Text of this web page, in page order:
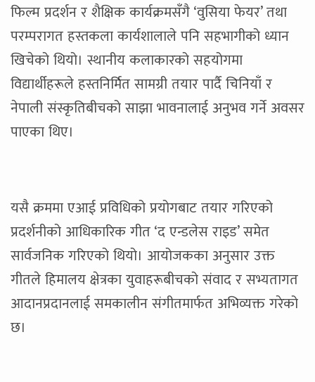
फिल्म प्रदर्शन र शैक्षिक कार्यक्रमसँगै ‘वुसिया फेयर’ तथा
परम्परागत हस्तकला कार्यशालाले पनि सहभागीको ध्यान
खिचेको थियो। स्थानीय कलाकारको सहयोगमा
विद्यार्थीहरूले हस्तनिर्मित सामग्री तयार पार्दै चिनियाँ र
नेपाली संस्कृतिबीचको साझा भावनालाई अनुभव गर्ने अवसर
पाएका थिए।
यसै क्रममा एआई प्रविधिको प्रयोगबाट तयार गरिएको
प्रदर्शनीको आधिकारिक गीत ‘द एन्डलेस राइड’ समेत
सार्वजनिक गरिएको थियो। आयोजकका अनुसार उक्त
गीतले हिमालय क्षेत्रका युवाहरूबीचको संवाद र सभ्यतागत
आदानप्रदानलाई समकालीन संगीतमार्फत अभिव्यक्त गरेको
छ।